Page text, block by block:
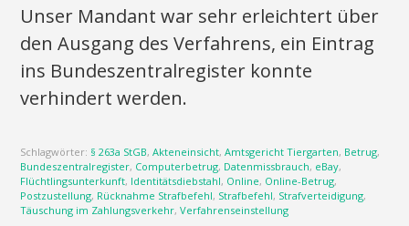
Unser Mandant war sehr erleichtert über
den Ausgang des Verfahrens, ein Eintrag
ins Bundeszentralregister konnte
verhindert werden.
Schlagwörter: § 263a StGB,Akteneinsicht,Amtsgericht Tiergarten, Betrug,
Bundeszentralregister, Computerbetrug, Datenmissbrauch, eBay,
Flüchtlingsunterkunft, Identitätsdiebstahl, Online, Online-Betrug,
Postzustellung, Rücknahme Strafbefehl, Strafbefehl, Strafverteidigung,
Täuschung im Zahlungsverkehr,Verfahrenseinstellung